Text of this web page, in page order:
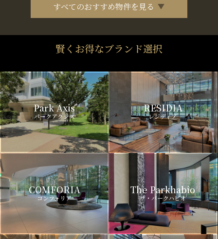
すべてのおすすめ物件を見る
賢くお得なブランド選択
Park Axis
パークアクシス
RESIDIA
レジディア
COMFORIA
コンフォリア
The Parkhabio
ザ・パークハビオ